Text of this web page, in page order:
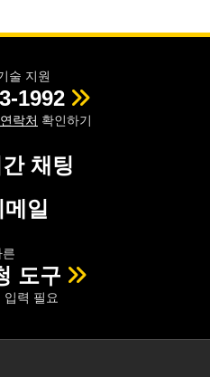
술 지원
1992
락처 확인하기
채팅
메일
른
도구
입력 필요